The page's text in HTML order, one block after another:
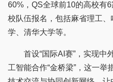
60%，QS全球前10的高校有
校队伍报名，包括麻省理工
学、清华大学等。
首设“国际AI赛”，实现中
工智能合作“金桥梁”，这一